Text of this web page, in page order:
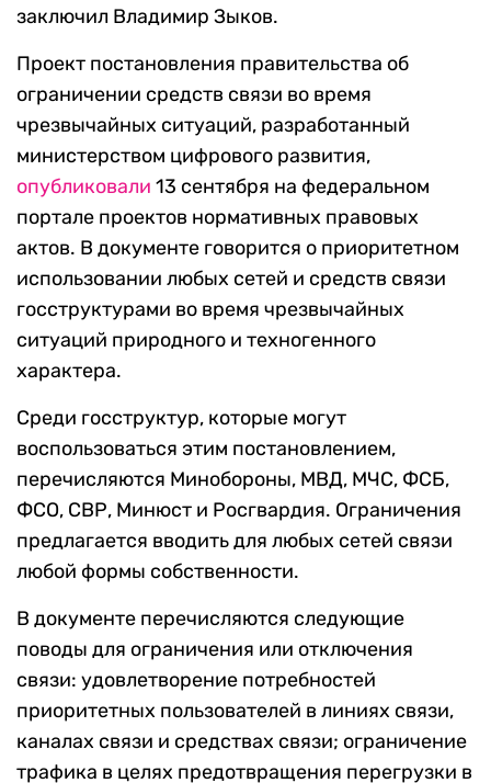
заключил Владимир Зыков.
Проект постановления правительства об
ограничении средств связи во время
чрезвычайных ситуаций, разработанный
министерством цифрового развития,
опубликовали 13 сентября на федеральном
портале проектов нормативных правовых
актов. В документе говорится о приоритетном
использовании любых сетей и средств связи
госструктурами во время чрезвычайных
ситуаций природного и техногенного
характера.
Среди госструктур, которые могут
воспользоваться этим постановлением,
перечисляются Минобороны, МВД, МЧС, ФСБ,
ФСО, СВР, Минюст и Росгвардия. Ограничения
предлагается вводить для любых сетей связи
любой формы собственности.
В документе перечисляются следующие
поводы для ограничения или отключения
связи: удовлетворение потребностей
приоритетных пользователей в линиях связи,
каналах связи и средствах связи; ограничение
трафика в целях предотвращения перегрузки в